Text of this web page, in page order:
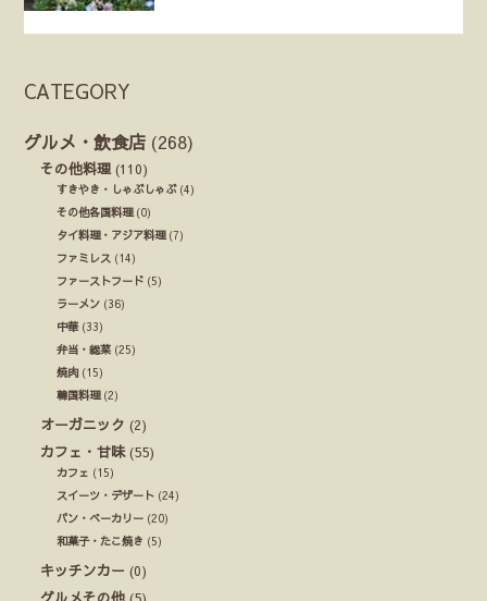
CATEGORY
グルメ・飲食店 (268)
その他料理 (110)
すきやき・しゃぶしゃぶ(4)
その他各国料理(0)
タイ料理・アジア料理(7)
ファミレス (14)
ファーストフード (5)
ラーメン (36)
中華(33)
弁当・総菜 (25)
焼肉 (15)
韓国料理(2)
オーガニック (2)
カフェ・甘味(55)
カフェ (15)
スイーツ・デザート (24)
パン・ベーカリー (20)
和菓子・たこ焼き (5)
キッチンカー (0)
グルメその他 (5)